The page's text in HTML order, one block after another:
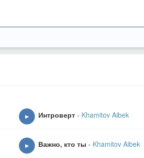
▶ Интроверт - Khamitov Aibek
▶ Важно, кто ты - Khamitov Aibek